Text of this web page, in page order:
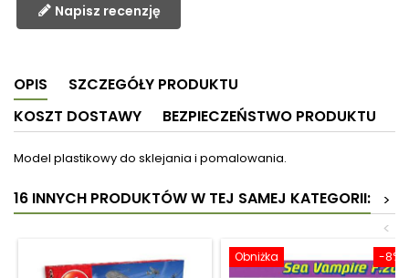
Napisz recenzję
OPIS
SZCZEGÓŁY PRODUKTU
KOSZT DOSTAWY
BEZPIECZEŃSTWO PRODUKTU
Model plastikowy do sklejania i pomalowania.
16 INNYCH PRODUKTÓW W TEJ SAMEJ KATEGORII:
>
<
-8%
Obniżka